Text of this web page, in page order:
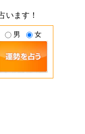
います！
男 女